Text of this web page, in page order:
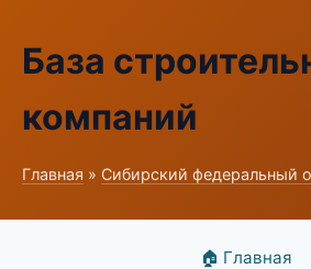
База
компаний
Главная » Сибирский федеральный
🏠 Главная